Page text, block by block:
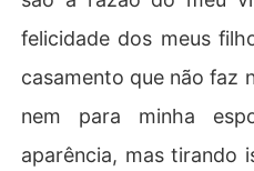
felicidade dos meus
casamento que não faz
nem para minha
aparência, mas tirando